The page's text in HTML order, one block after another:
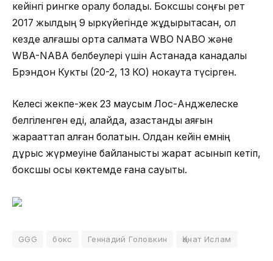
кейінгі рингке оралу болады. Боксшы соңғы рет
2017 жылдың 9 қыркүйегінде жұдырықтасқан, ол
кезде алғашқы орта салмақта WBO NABO және
WBA-NABA белбеулері үшін Астанада канадалық
Брэндон Кукты (20-2, 13 КО) нокаутқа түсірген.
Келесі жекпе-жек 23 маусым Лос-Анджелеске
белгіленген еді, алайда, қазақстандық аяғын
жарақаттап алған болатын. Олдан кейін емнің
дұрыс жүрмеуіне байланысты жарақт асқынып кетіп,
боксшы осы көктемде ғана сауықты.
GGG бокс Геннадий Головкин Қанат Ислам